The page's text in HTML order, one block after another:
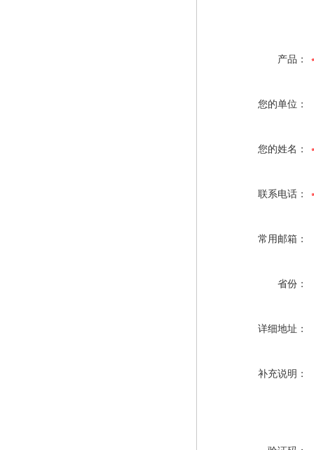
产品：
您的单位：
您的姓名：
联系电话：
常用邮箱：
省份：
详细地址：
补充说明：